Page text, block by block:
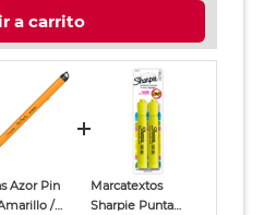
a carrito
Azor Pin
/
Marcatextos
Sharpie Punta